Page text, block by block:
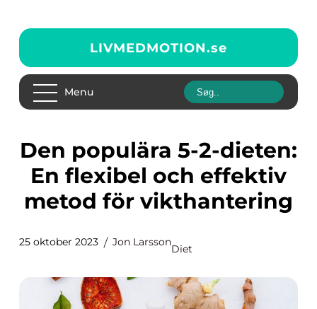
LIVMEDMOTION.se
Menu
Den populära 5-2-dieten:
En flexibel och effektiv
metod för vikthantering
25 oktober 2023 Jon Larsson
Diet